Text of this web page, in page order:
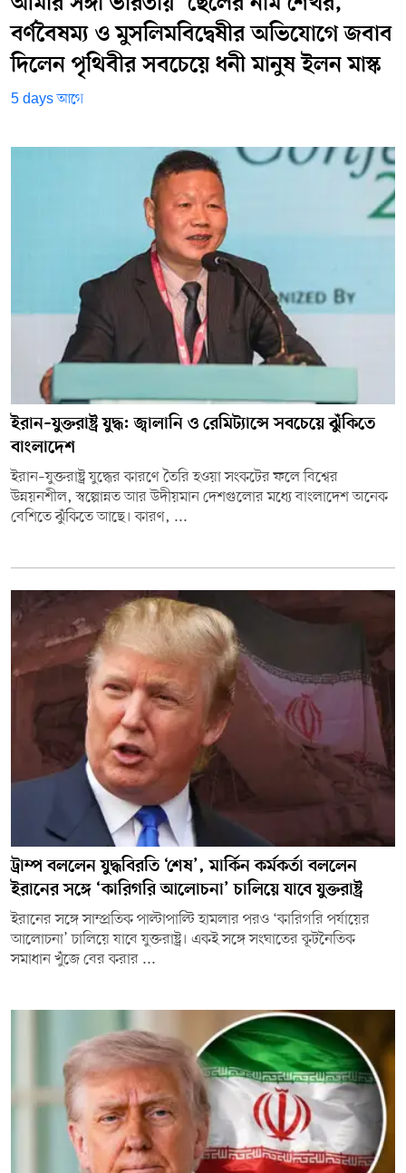
বর্ণবৈষম্য ও মুসলিমবিদ্বেষীর অভিযোগে জবাব
দিলেন পৃথিবীর সবচেয়ে ধনী মানুষ ইলন মাস্ক
5 days আগে
ইরান–যুক্তরাষ্ট্র যুদ্ধ: জ্বালানি ও রেমিট্যান্সে সবচেয়ে ঝুঁকিতে
বাংলাদেশ
ইরান–যুক্তরাষ্ট্র যুদ্ধের কারণে তৈরি হওয়া সংকটের ফলে বিশ্বের
উন্নয়নশীল, স্বল্পোন্নত আর উদীয়মান দেশগুলোর মধ্যে বাংলাদেশ অনেক
বেশিতে ঝুঁকিতে আছে। কারণ, ...
ট্রাম্প বললেন যুদ্ধবিরতি ‘শেষ’, মার্কিন কর্মকর্তা বললেন
ইরানের সঙ্গে ‘কারিগরি আলোচনা’ চালিয়ে যাবে যুক্তরাষ্ট্র
ইরানের সঙ্গে সাম্প্রতিক পাল্টাপাল্টি হামলার পরও ‘কারিগরি পর্যায়ের
আলোচনা’ চালিয়ে যাবে যুক্তরাষ্ট্র। একই সঙ্গে সংঘাতের কূটনৈতিক
সমাধান খুঁজে বের করার ...